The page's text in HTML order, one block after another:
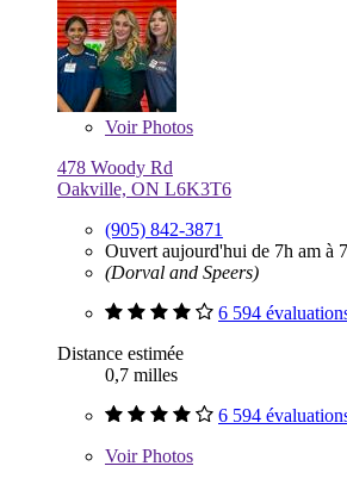
VoirPhotos
478 Woody Rd
Oakville, ON L6K3T6
(905) 842-3871
Ouvert aujourd'hui de 7h am à
(Dorval and Speers)
6 594
Distance estimée
0,7 milles
6 594
VoirPhotos